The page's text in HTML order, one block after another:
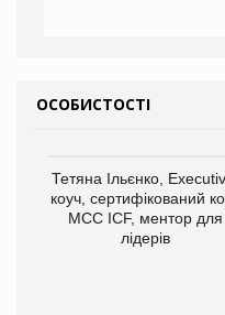
ОСОБИСТОСТІ
Тетяна Ільєнко,
коуч, сертифікований
МСС ICF, ментор для
лідерів